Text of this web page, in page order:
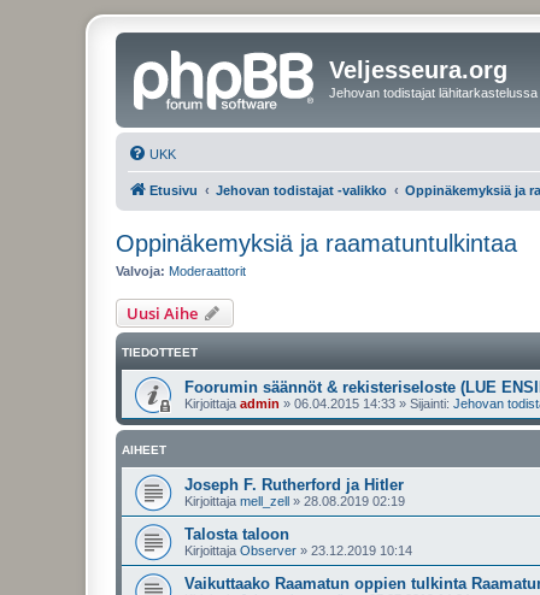
Veljesseura.org
Jehovan todistajat lähitarkastelussa
UKK
Etusivu Jehovan todistajat -valikko Oppinäkemyksiä ja
Oppinäkemyksiä ja raamatuntulkintaa
Valvoja: Moderaattorit
Uusi Aihe
TIEDOTTEET
Foorumin säännöt & rekisteriseloste (LUE
Kirjoittaja admin » 06.04.2015 14:33 » Sijainti: Jehovan
AIHEET
Joseph F. Rutherford ja Hitler
Kirjoittaja mell_zell » 28.08.2019 02:19
Talosta taloon
Kirjoittaja Observer » 23.12.2019 10:14
Vaikuttaako Raamatun oppien tulkinta